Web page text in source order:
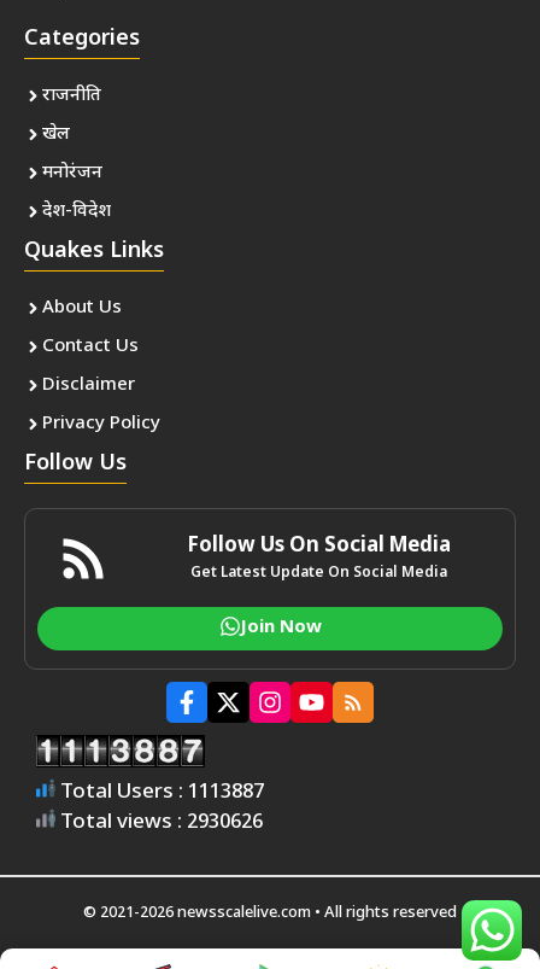
Categories
राजनीति
खेल
मनोरंजन
देश-विदेश
Quakes Links
About Us
Contact Us
Disclaimer
Privacy Policy
Follow Us
Follow Us On Social Media
Get Latest Update On Social Media
Join Now
Total Users : 1113887
Total views : 2930626
© 2021-2026 newsscalelive.com • All rights reserved